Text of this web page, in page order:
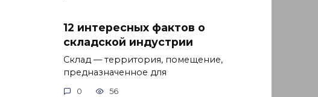
12 интересных фактов о
складской индустрии
Склад — территория, помещение,
предназначенное для
0 56